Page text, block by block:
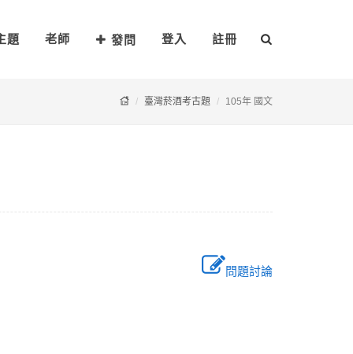
題 老師 發問 登入 註冊
臺灣菸酒考古題 105年 國文
問題討論